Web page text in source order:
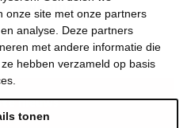
onze site met onze partners
analyse. Deze partners
met andere informatie die
hebben verzameld op basis
tonen
beweging
nieuws